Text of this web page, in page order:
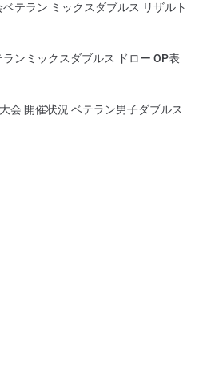
テラン ミックスダブルス リザルト
ンミックスダブルス ドロー OP表
会 開催状況 ベテラン男子ダブルス